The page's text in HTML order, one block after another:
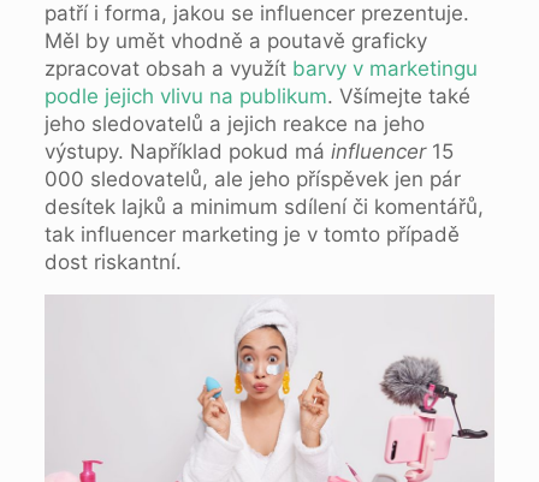
patří i forma, jakou se influencer prezentuje.
Měl by umět vhodně a poutavě graficky
zpracovat obsah a využít barvy v marketingu
podle jejich vlivu na publikum. Všímejte také
jeho sledovatelů a jejich reakce na jeho
výstupy. Například pokud má influencer15
000 sledovatelů, ale jeho příspěvek jen pár
desítek lajků a minimum sdílení či komentářů,
tak influencer marketing je v tomto případě
dost riskantní.